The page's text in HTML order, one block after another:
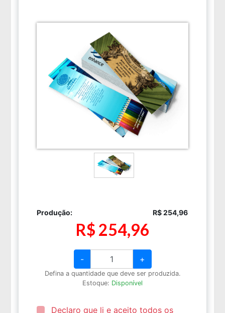
- +
Defina a quantidade que deve ser produzida.
Estoque: Disponível
Declaro que li e aceito todos os
Produção: R$ 254,96
R$ 254,96